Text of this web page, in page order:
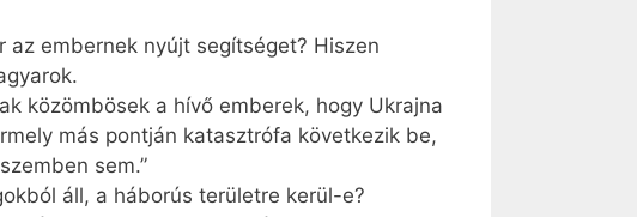
embernek nyújt segítséget? Hiszen
közömbösek a hívő emberek, hogy Ukrajna
más pontján katasztrófa következik be,
sem.”
áll, a háborús területre kerül-e?